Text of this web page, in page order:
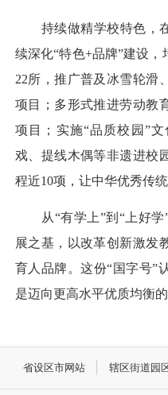
持续做精学校特色，在
续深化“特色+品牌”建设
22所，推广普及冰雪轮滑
项目；多形式推进劳动教
项目；实施“品质校园”
戏、提线木偶等非遗进校
程近10项，让中华优秀传
从“有学上”到“上好学
展之基，以改革创新激发
育人品牌。这份“国字号”
是迈向更高水平优质均衡的
省设区市网站 辖区街道园